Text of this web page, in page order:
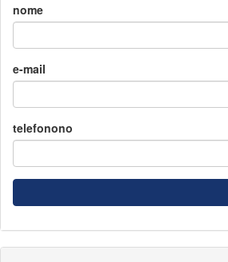
nome
e-mail
telefonono